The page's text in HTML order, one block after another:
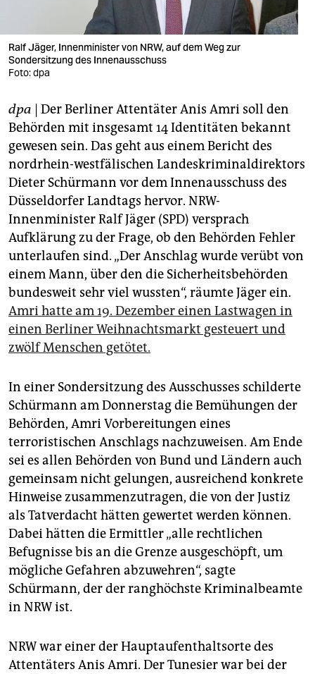
verlag
veranstaltungen
fragen & hilfe
unterstützen
abo
genossenschaft
epaper login
Ralf Jäger, Innenminister von NRW, auf dem Weg zur
Sondersitzung des Innenausschuss
Foto: dpa
dpa | Der Berliner Attentäter Anis Amri soll den
Behörden mit insgesamt 14 Identitäten bekannt
gewesen sein. Das geht aus einem Bericht des
nordrhein-westfälischen Landeskriminaldirektors
Dieter Schürmann vor dem Innenausschuss des
Düsseldorfer Landtags hervor. NRW-
Innenminister Ralf Jäger (SPD) versprach
Aufklärung zu der Frage, ob den Behörden Fehler
unterlaufen sind. „Der Anschlag wurde verübt von
einem Mann, über den die Sicherheitsbehörden
bundesweit sehr viel wussten“, räumte Jäger ein.
Amri hatte am 19. Dezember einen Lastwagen in
einen Berliner Weihnachtsmarkt gesteuert und
zwölf Menschen getötet.
In einer Sondersitzung des Ausschusses schilderte
Schürmann am Donnerstag die Bemühungen der
Behörden, Amri Vorbereitungen eines
terroristischen Anschlags nachzuweisen. Am Ende
sei es allen Behörden von Bund und Ländern auch
gemeinsam nicht gelungen, ausreichend konkrete
Hinweise zusammenzutragen, die von der Justiz
als Tatverdacht hätten gewertet werden können.
Dabei hätten die Ermittler „alle rechtlichen
Befugnisse bis an die Grenze ausgeschöpft, um
mögliche Gefahren abzuwehren“, sagte
Schürmann, der der ranghöchste Kriminalbeamte
in NRW ist.
NRW war einer der Hauptaufenthaltsorte des
Attentäters Anis Amri. Der Tunesier war bei der